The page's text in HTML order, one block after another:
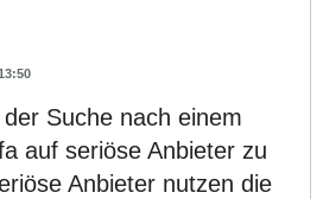
Suche nach einem
auf seriöse Anbieter zu
Anbieter nutzen die